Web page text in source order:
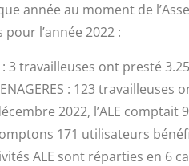
année au moment de
l’année 2022 :
: 3 travailleuses ont presté
: 123 travailleuses
2022, l’ALE comptait
171 utilisateurs
ALE sont réparties en 6